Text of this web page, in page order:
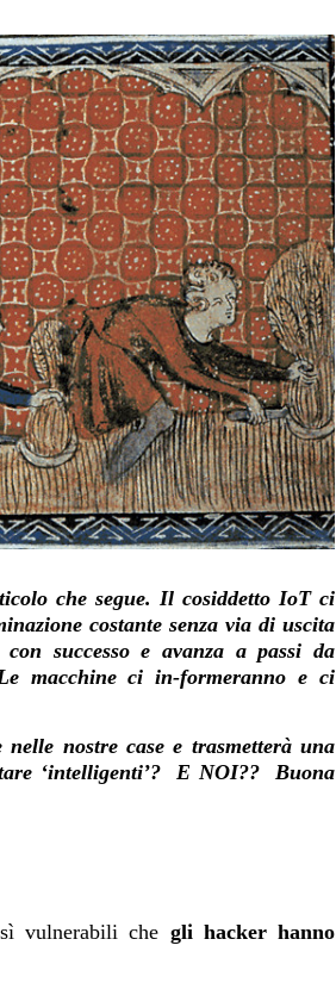
che segue. Il cosiddetto IoT ci
costante senza via di uscita
successo e avanza a passi da
macchine ci in-formeranno e ci
nostre case e trasmetterà una
‘intelligenti’? E NOI?? Buona
vulnerabili che gli hacker hanno